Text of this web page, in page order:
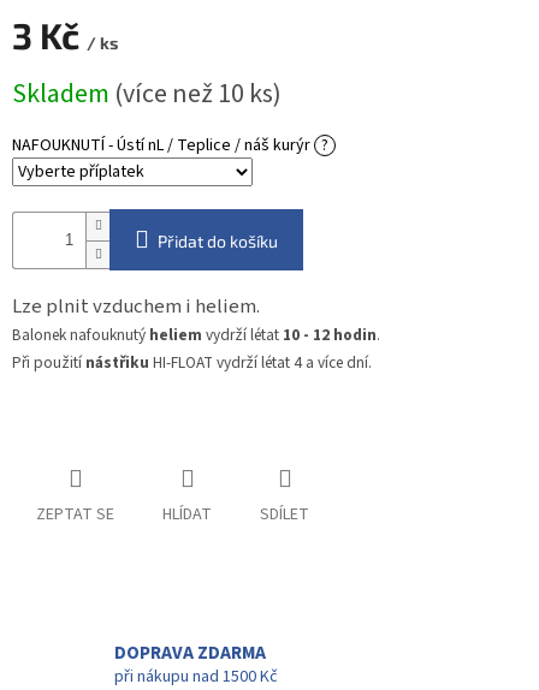
3 Kč / ks
cena:
Skladem (více než 10 ks)
NAFOUKNUTÍ - Ústí nL / Teplice / náš kurýr ?
Přidat do košíku
Lze plnit vzduchem i heliem.
Balonek nafouknutý heliem vydrží létat 10 - 12 hodin.
Při použití nástřiku HI-FLOAT vydrží létat 4 a více dní.
ZEPTAT SE HLÍDAT SDÍLET
DOPRAVA ZDARMA
při nákupu nad 1500 Kč